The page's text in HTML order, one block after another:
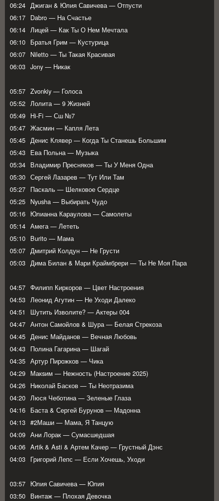
06:24 Джиган & Юлия Савичева — Отпусти
06:17 Dabro — На Счастье
06:14 Лицей — Как Ты О Нем Мечтала
06:10 Братья Грим — Кустурица
06:07 Niletto — Ты Такая Красивая
06:03 Jony — Никак
05:57 Zvonkiy — Голоса
05:52 Лолита — 9 Жизней
05:49 Hi-Fi — Сш №7
05:47 Жасмин — Капля Лета
05:45 Денис Клявер — Когда Ты Станешь Большим
05:43 Ева Польна — Музыка
05:34 Владимир Пресняков — Ты У Меня Одна
05:30 Сергей Лазарев — Тут Или Там
05:27 Паскаль — Шелковое Сердце
05:25 Nyusha — Выбирать Чудо
05:16 Юлианна Караулова — Самолеты
05:14 Амега — Лететь
05:10 Burito — Мама
05:07 Дмитрий Колдун — Не Грусти
05:03 Дима Билан & Мари Краймбрери — Ты Не Моя Пара
04:57 Филипп Киркоров — Цвет Настроения
04:53 Леонид Агутин — Не Уходи Далеко
04:51
Шутить Изволите? — Актеры 004
04:47 Антон Самойлов & Шура — Белая Стрекоза
04:45 Денис Майданов — Вечная Любовь
04:43 Полина Гагарина — Шагай
04:35 Артур Пирожков — Чика
04:29 Макsим — Нежность (Настроение 2025)
04:26 Николай Басков — Ты Неотразима
04:20 Люся Чеботина — Зеленые Глаза
04:16 Баста & Сергей Бурунов — Мадонна
04:13 #2Маши — Мама, Я Танцую
04:09 Ани Лорак — Сумасшедшая
04:06 Artik & Asti & Артем Качер — Грустный Дэнс
04:03 Григорий Лепс — Если Хочешь, Уходи
03:57 Юлия Савичева — Юлия
03:50 Винтаж — Плохая Девочка